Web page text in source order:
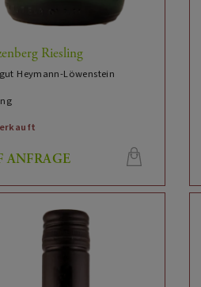
Riesling
Heymann-Löwenstein
ANFRAGE